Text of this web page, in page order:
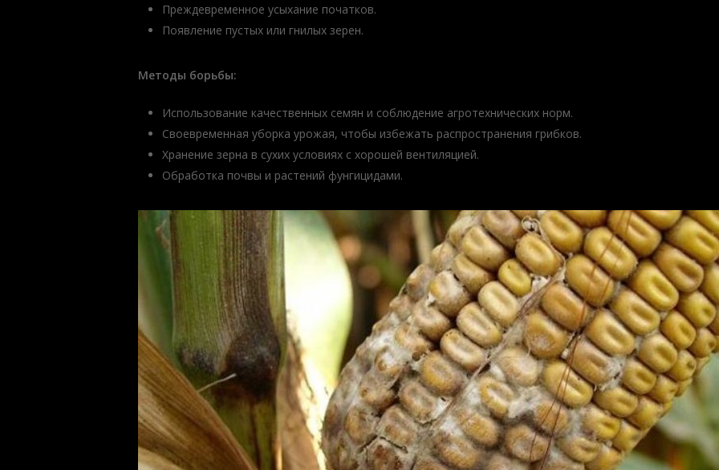
Преждевременное усыхание початков.
Появление пустых или гнилых зерен.
Методы борьбы:
Использование качественных семян и соблюдение агротехнических норм.
Своевременная уборка урожая, чтобы избежать распространения грибков.
Хранение зерна в сухих условиях с хорошей вентиляцией.
Обработка почвы и растений фунгицидами.